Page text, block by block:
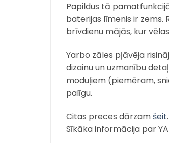
Papildus tā
baterijas līmenis ir
brīvdienu mājās, kur
Yarbo zāles pļāvēja
dizainu un uzmanību
moduļiem (piemēram,
palīgu.
Citas preces dārzam šeit.
Sīkāka informācija par